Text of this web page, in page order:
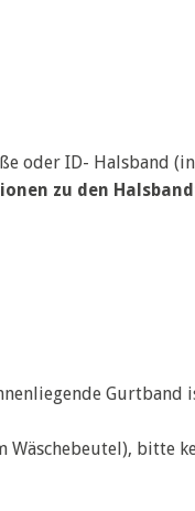
oder ID- Halsband
zu den
Gurtband
Wäschebeutel), bitte